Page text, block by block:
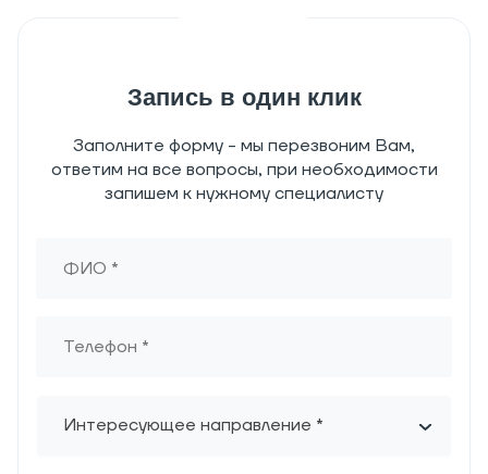
Запись в один клик
Заполните форму - мы перезвоним Вам,
ответим на все вопросы, при необходимости
запишем к нужному специалисту
Интересующее направление *